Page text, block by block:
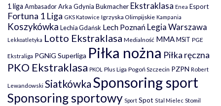
1 liga Ambasador Arka Gdynia Bukmacher Ekstraklasa Enea Esport
Fortuna 1 Liga GKS Katowice Igrzyska Olimpijskie Kampania
Koszykówka Lechia Gdańsk Lech Poznań Legia Warszawa
Lekkoatletyka Lotto Ekstraklasa Medialność MMAMSiT PGE
Ekstraliga PGNiG Superliga Piłka nożna Piłka ręczna
PKO Ekstraklasa PKOL Plus Liga Pogoń Szczecin PZPN Robert
Lewandowski Siatkówka Sponsoring sport
Sponsoring sportowy Sport Spot Stal Mielec Stomil